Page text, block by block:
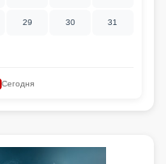
29 30 31
Сегодня